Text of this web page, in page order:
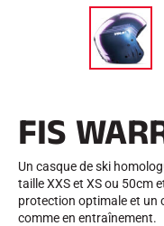
Bâtons
Roller Ski
Textile
Textile
Textile
FIS
Un casque de ski
taille XXS et XS ou 50cm
protection optimale et un
comme en entraînement.